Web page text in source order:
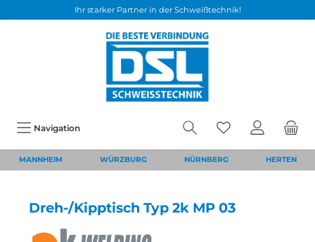
Ihr starker Partner in der Schweißtechnik!
Navigation
MANNHEIM WÜRZBURG NÜRNBERG HERTEN
Dreh-/Kipptisch Typ 2k MP 03